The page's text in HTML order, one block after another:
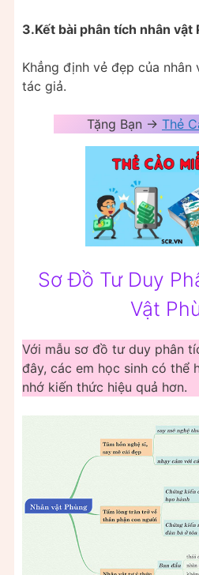
3.Kết bài phân tích nhân vật
Khẳng định vẻ đẹp của nhân
tác giả.
Tặng Bạn -> Thẻ
Sơ Đồ Tư Duy
Vật
Với mẫu sơ đồ tư duy phân
đây, các em học sinh có thể
nhớ kiến thức hiệu quả hơn.